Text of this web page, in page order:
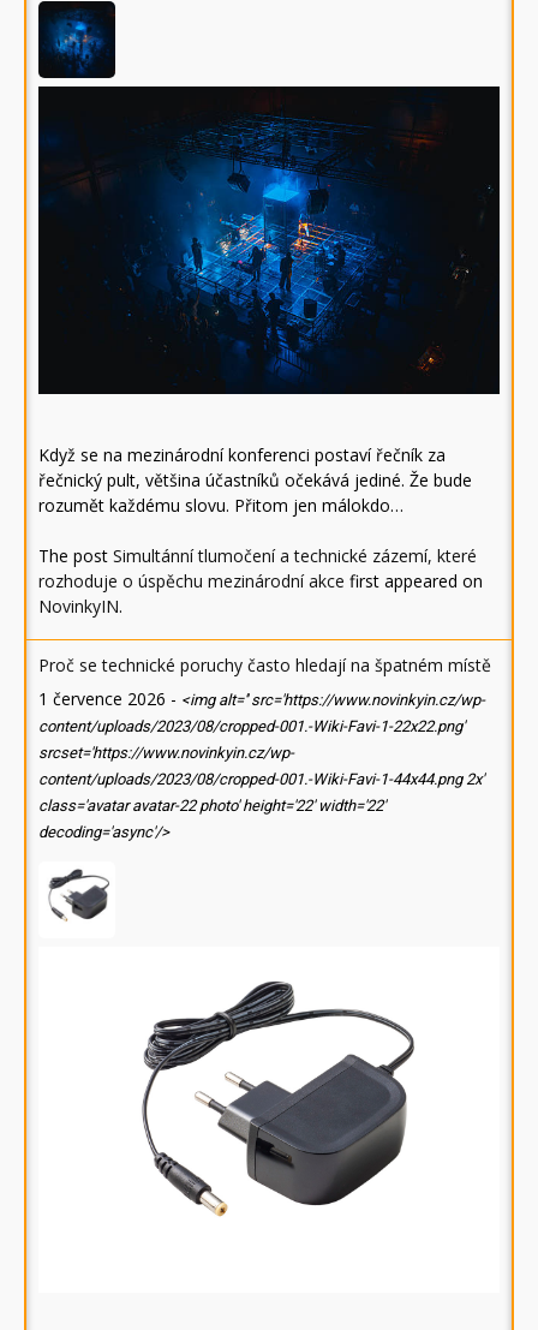
Když se na mezinárodní konferenci postaví řečník za
řečnický pult, většina účastníků očekává jediné. Že bude
rozumět každému slovu. Přitom jen málokdo…
The post Simultánní tlumočení a technické zázemí, které
rozhoduje o úspěchu mezinárodní akce first appeared on
NovinkyIN.
Proč se technické poruchy často hledají na špatném místě
1 července 2026 - <img alt='' src='https://www.novinkyin.cz/wp-
content/uploads/2023/08/cropped-001.-Wiki-Favi-1-22x22.png'
srcset='https://www.novinkyin.cz/wp-
content/uploads/2023/08/cropped-001.-Wiki-Favi-1-44x44.png 2x'
class='avatar avatar-22 photo' height='22' width='22'
decoding='async'/>